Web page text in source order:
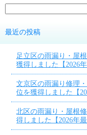
最近の投稿
足立区の雨漏り・屋
獲得しました【2026年
文京区の雨漏り修理
位を獲得しました【
北区の雨漏り・屋根
得しました【2026年最